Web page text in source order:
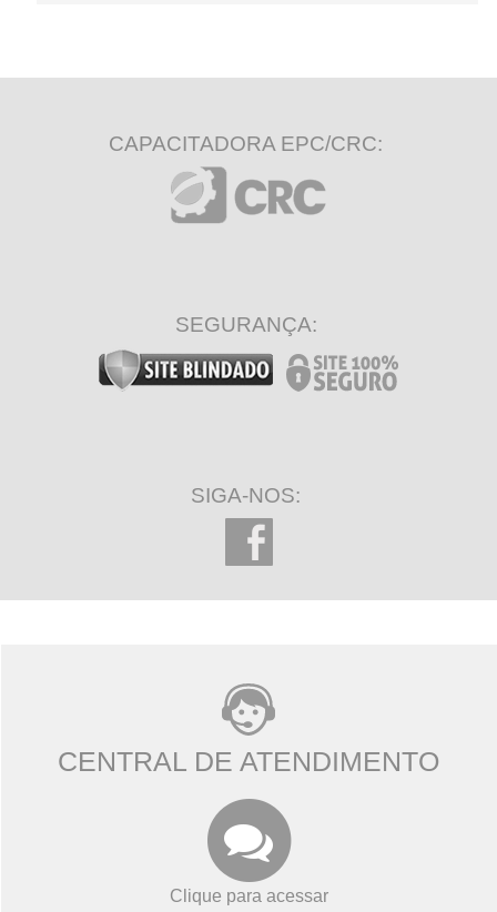
CAPACITADORA EPC/CRC:
SEGURANÇA:
SIGA-NOS:
CENTRAL DE ATENDIMENTO
Clique para acessar